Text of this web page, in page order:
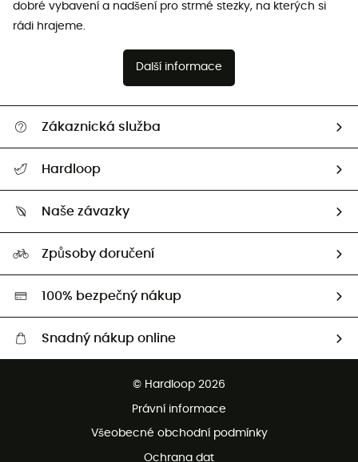
dobré vybavení a nadšení pro strmé stezky, na kterých si
rádi hrajeme.
Další informace
Zákaznická služba
Vrácení zboží a peněz
Hardloop
Naši Ambasadoři
Naše závazky
Second hand
HardGreen
Způsoby doručení
100% bezpečný nákup
Snadný nákup online
Bezplatné vrácení do 100 dnů
Bezplatná zákaznická služba
© Hardloop 2026
Právní informace
Všeobecné obchodní podmínky
Ochrana dat